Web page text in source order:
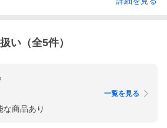
い（全5件）
な商品あり
一覧を見る